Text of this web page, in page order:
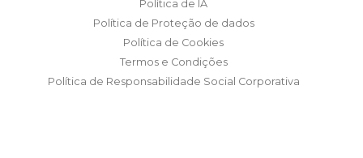
Política de IA
Política de Proteção de dados
Política de Cookies
Termos e Condições
Política de Responsabilidade Social Corporativa